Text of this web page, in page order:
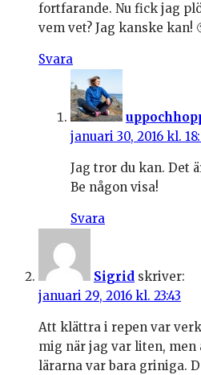
fortfarande. Nu fick jag
vem vet? Jag kanske kan!
Svara
januari 30, 2016 kl.
Jag tror du kan. Det
Be någon visa!
Svara
Sigrid skriver:
januari 29, 2016 kl. 23:43
Att klättra i repen var
mig när jag var liten,
lärarna var bara griniga.